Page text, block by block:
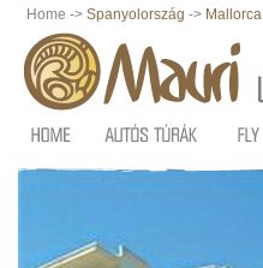
Home -> Spanyolország -> Mallorca